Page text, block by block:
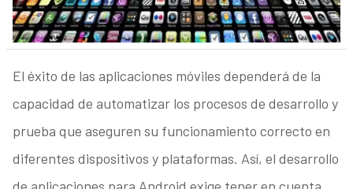
El éxito de las aplicaciones móviles dependerá de la
capacidad de automatizar los procesos de desarrollo y
prueba que aseguren su funcionamiento correcto en
diferentes dispositivos y plataformas. Así, el desarrollo